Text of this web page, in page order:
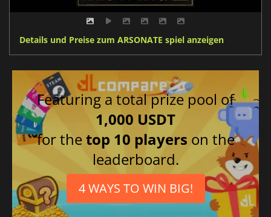
Details und Preise zum ARSONATE spiel anzeigen
Featuring a total prize pool of
1,000 USDT
for thetop 10 players on the
leaderboard.
4 WAYS TO WIN BIG!